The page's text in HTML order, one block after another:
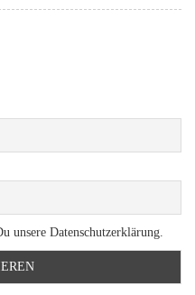
unsere Datenschutzerklärung.